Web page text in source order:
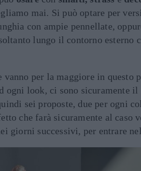
mai. Si può optare per
con ampie pennellate,
lungo il contorno esterno
vanno per la maggiore in questo
ogni look, ci sono sicuramente il
sei proposte, due per ogni
che farà sicuramente al caso
giorni successivi, per entrare